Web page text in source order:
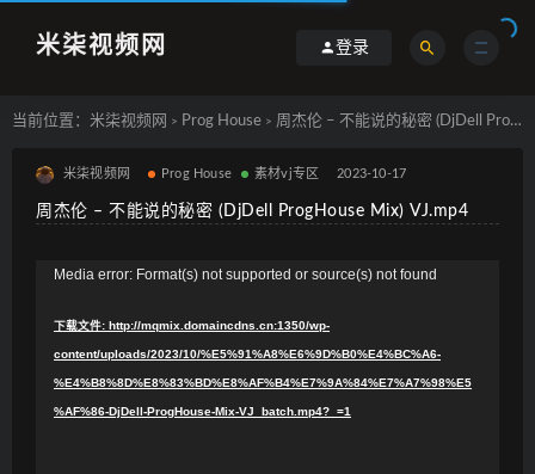
米柒视频网 登录
当前位置： 米柒视频网 > Prog House > 周杰伦 – 不能说的秘密 (DjDell ProgHouse Mix) VJ.mp4
米柒视频网 Prog House 素材vj专区 2023-10-17
周杰伦 – 不能说的秘密 (DjDell ProgHouse Mix) VJ.mp4
Media error: Format(s) not supported or source(s) not found
下载文件: http://mqmix.domaincdns.cn:1350/wp-
content/uploads/2023/10/%E5%91%A8%E6%9D%B0%E4%BC%A6-
%E4%B8%8D%E8%83%BD%E8%AF%B4%E7%9A%84%E7%A7%98%E5
%AF%86-DjDell-ProgHouse-Mix-VJ_batch.mp4?_=1